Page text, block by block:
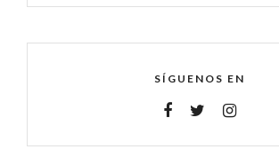
SÍGUENOS EN